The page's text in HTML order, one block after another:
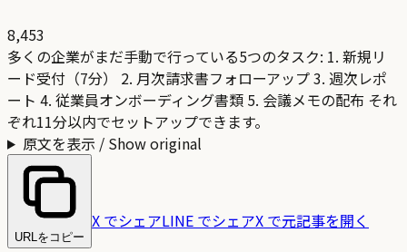
8,453
多くの企業がまだ手動で行っている5つのタスク: 1. 新規リ
ード受付（7分） 2. 月次請求書フォローアップ 3. 週次レポ
ート 4. 従業員オンボーディング書類 5. 会議メモの配布 それ
ぞれ11分以内でセットアップできます。
原文を表示 / Show original
URLをコピー
X でシェアLINE でシェアX で元記事を開く